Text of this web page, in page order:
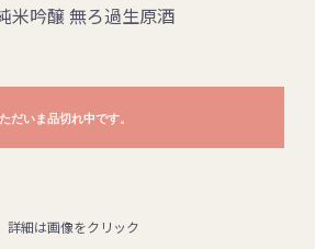
米吟醸 無ろ過生原酒
ただいま品切れ中です。
詳細は画像をクリック